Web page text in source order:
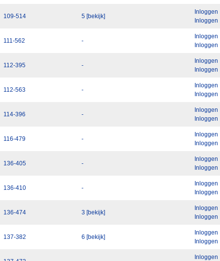
109-514 5 [bekijk]
Inloggen
Inloggen
111-562 -
Inloggen
Inloggen
112-395 -
Inloggen
Inloggen
112-563 -
Inloggen
Inloggen
114-396 -
Inloggen
Inloggen
116-479 -
Inloggen
Inloggen
136-405 -
Inloggen
Inloggen
136-410 -
Inloggen
Inloggen
136-474 3 [bekijk]
Inloggen
Inloggen
137-382 6 [bekijk]
Inloggen
Inloggen
Inloggen